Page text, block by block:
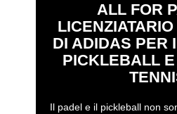
ALL FOR
DI ADIDAS PER
PICKLEBALL
Il padel e il pickleball non